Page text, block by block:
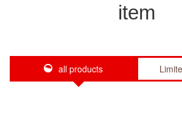
item
all products